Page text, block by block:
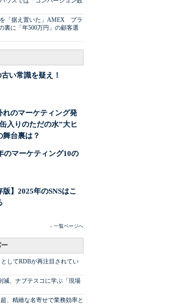
を「据え置いた」AMEX プラ
裏に「年500万円」の顧客選
古い常識を疑え！
れのマーケティング発
入りのただの水”大ヒ
舞台裏は？
のマーケティング10の
版】2025年のSNSはこ
» 一覧ページへ
してRDBが再注目されてい
減、ナブテスコに学ぶ「現場
、精緻な名寄せで業務効率と